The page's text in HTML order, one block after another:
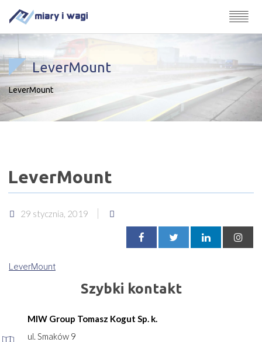
LeverMount
LeverMount
LeverMount
29 stycznia, 2019
LeverMount
Szybki kontakt
MIW Group Tomasz Kogut Sp. k.
ul. Smaków 9